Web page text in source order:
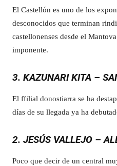
El Castellón es uno de los
desconocidos que terminan
castellonenses desde el
imponente.
3. KAZUNARI KITA –
El ffilial donostiarra se ha
días de su llegada ya ha
2. JESÚS VALLEJO –
Poco que decir de un central